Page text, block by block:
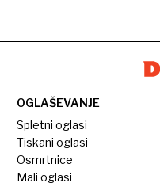
OGLAŠEVANJE
Spletni oglasi
Tiskani oglasi
Osmrtnice
Mali oglasi